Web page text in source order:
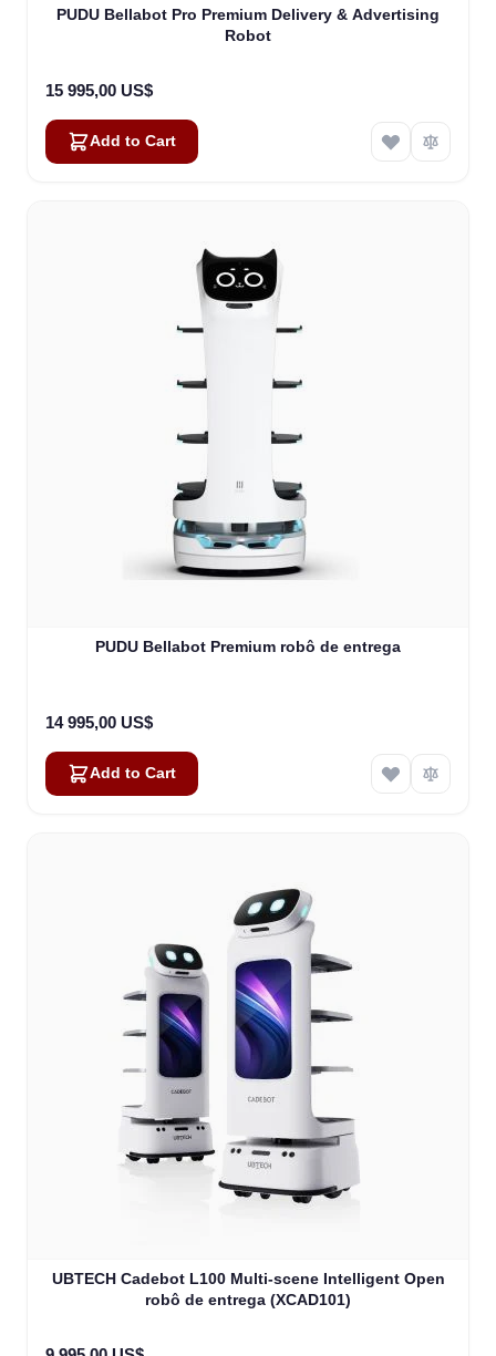
PUDU Bellabot Pro Premium Delivery & Advertising
Robot
15 995,00 US$
Add to Cart
PUDU Bellabot Premium robô de entrega
14 995,00 US$
Add to Cart
UBTECH Cadebot L100 Multi-scene Intelligent Open
robô de entrega (XCAD101)